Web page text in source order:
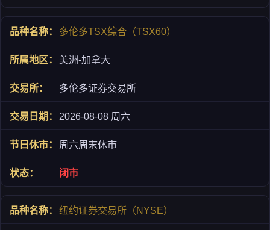
多伦多TSX综合（TSX60）
美洲-加拿大
多伦多证券交易所
2026-08-08 周六
周六周末休市
闭市
纽约证券交易所（NYSE）